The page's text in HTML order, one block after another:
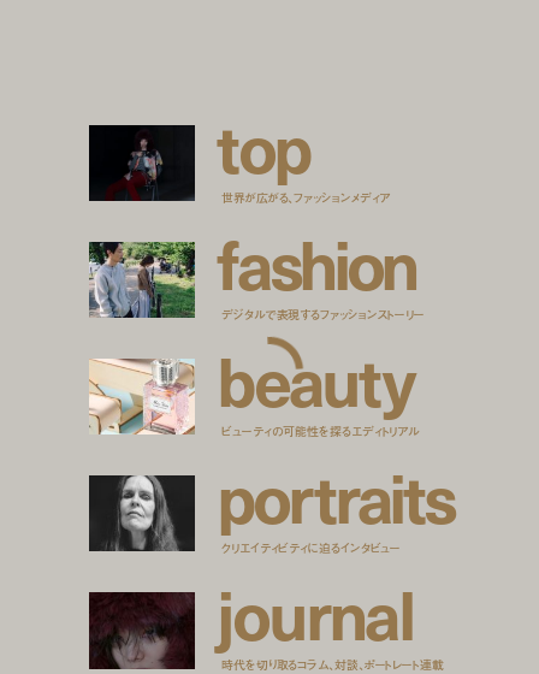
top
世界が広がる、ファッションメディア
fashion
デジタルで表現するファッションストーリー
beauty
ビューティの可能性を探るエディトリアル
portraits
クリエイティビティに迫るインタビュー
journal
時代を切り取るコラム、対談、ポートレート連載